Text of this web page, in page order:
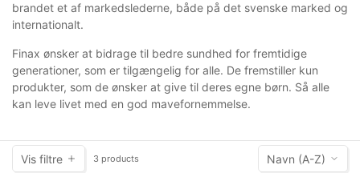
brandet et af markedslederne, både på det svenske marked og
internationalt.
Finax ønsker at bidrage til bedre sundhed for fremtidige
generationer, som er tilgængelig for alle. De fremstiller kun
produkter, som de ønsker at give til deres egne børn. Så alle
kan leve livet med en god mavefornemmelse.
Vis filtre 3 products Navn (A-Z)